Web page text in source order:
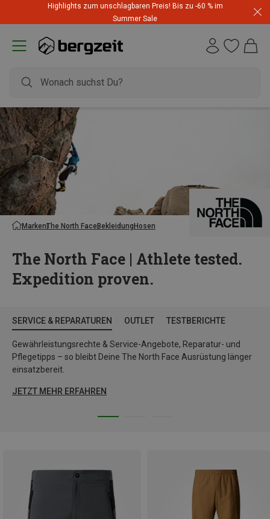
Highlights zum unschlagbaren Preis! Bis zu -60 % im
Summer Sale
MarkenThe North FaceBekleidungHosen
The North Face | Athlete tested.
Expedition proven.
SERVICE & REPARATUREN OUTLET TESTBERICHTE
Gewährleistungsrechte & Service-Angebote, Reparatur- und
Pflegetipps – so bleibt Deine The North Face Ausrüstung länger
einsatzbereit.
JETZT MEHR ERFAHREN